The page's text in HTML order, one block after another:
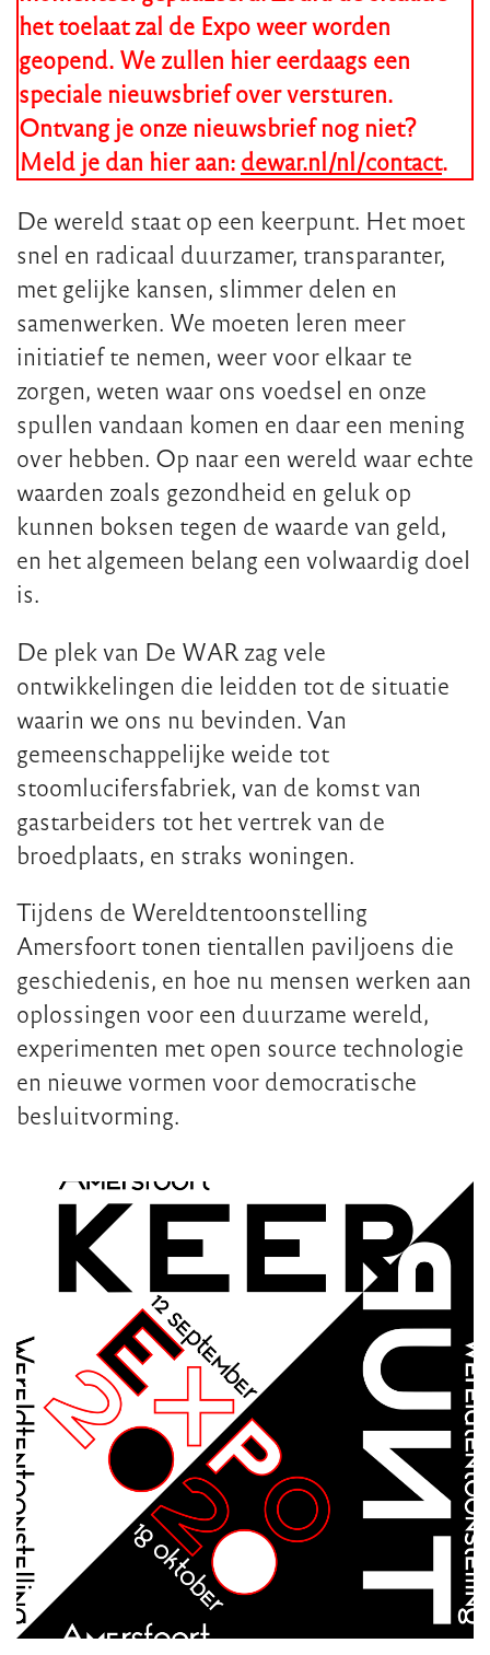
het toelaat zal de Expo weer worden
geopend. We zullen hier eerdaags een
speciale nieuwsbrief over versturen.
Ontvang je onze nieuwsbrief nog niet?
Meld je dan hier aan: dewar.nl/nl/contact.
De wereld staat op een keerpunt. Het moet
snel en radicaal duurzamer, transparanter,
met gelijke kansen, slimmer delen en
samenwerken. We moeten leren meer
initiatief te nemen, weer voor elkaar te
zorgen, weten waar ons voedsel en onze
spullen vandaan komen en daar een mening
over hebben. Op naar een wereld waar echte
waarden zoals gezondheid en geluk op
kunnen boksen tegen de waarde van geld,
en het algemeen belang een volwaardig doel
is.
De plek van De WAR zag vele
ontwikkelingen die leidden tot de situatie
waarin we ons nu bevinden. Van
gemeenschappelijke weide tot
stoomlucifersfabriek, van de komst van
gastarbeiders tot het vertrek van de
broedplaats, en straks woningen.
Tijdens de Wereldtentoonstelling
Amersfoort tonen tientallen paviljoens die
geschiedenis, en hoe nu mensen werken aan
oplossingen voor een duurzame wereld,
experimenten met open source technologie
en nieuwe vormen voor democratische
besluitvorming.